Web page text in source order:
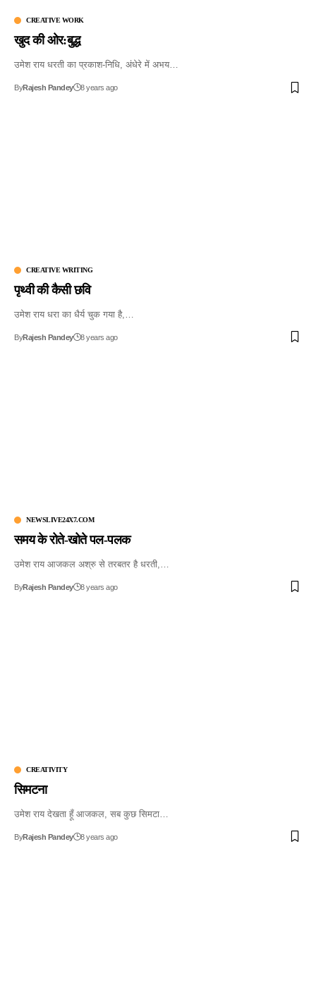
CREATIVE WORK
खुद की ओर:बुद्ध
उमेश राय धरती का प्रकाश-निधि, अंधेरे में अभय…
ByRajesh Pandey 8 years ago
CREATIVE WRITING
पृथ्वी की कैसी छवि
उमेश राय धरा का धैर्य चुक गया है,…
ByRajesh Pandey 8 years ago
NEWSLIVE24X7.COM
समय के रोते-खोते पल-पलक
उमेश राय आजकल अश्रु से तरबतर है धरती,…
ByRajesh Pandey 8 years ago
CREATIVITY
सिमटना
उमेश राय देखता हूँ आजकल, सब कुछ सिमटा…
ByRajesh Pandey 8 years ago